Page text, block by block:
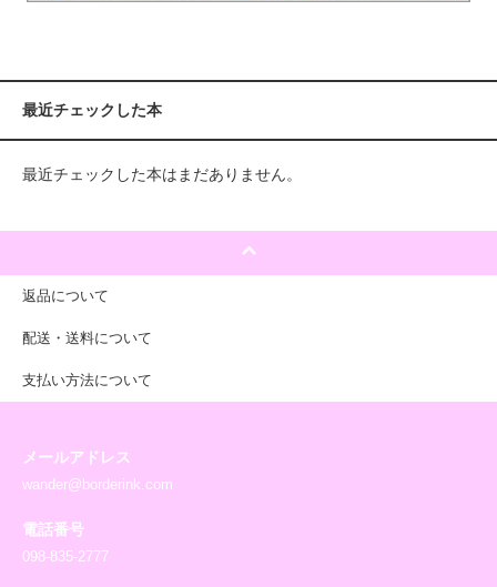
最近チェックした本
最近チェックした本はまだありません。
返品について
配送・送料について
支払い方法について
メールアドレス
wander@borderink.com
電話番号
098-835-2777